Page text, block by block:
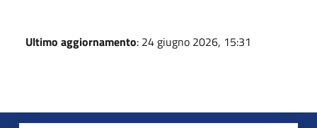
Ultimo aggiornamento: 24 giugno 2026, 15:31